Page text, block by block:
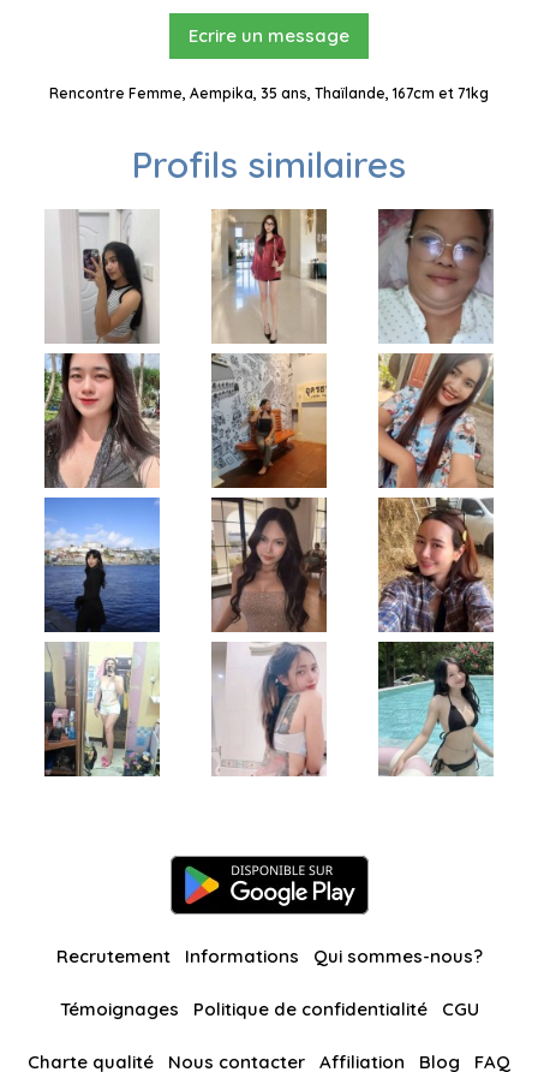
Ecrire un message
Rencontre Femme, Aempika, 35 ans, Thaïlande, 167cm et 71kg
Profils similaires
Recrutement Informations Qui sommes-nous?
Témoignages Politique de confidentialité CGU
Charte qualité Nous contacter Affiliation Blog FAQ